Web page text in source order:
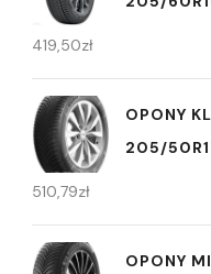
419,50zł
OPONY
205/
510,79zł
OPONY